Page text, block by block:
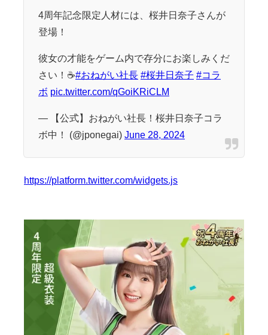
4周年記念限定人材には、桜井日奈子さんが
登場！
彼女の才能をゲーム内で存分にお楽しみくだ
さい！☕️#おねがい社長 #桜井日奈子 #コラ
ボ pic.twitter.com/qGoiKRiCLM
— 【公式】おねがい社長！桜井日奈子コラ
ボ中！ (@jponegai) June 28, 2024
https://platform.twitter.com/widgets.js